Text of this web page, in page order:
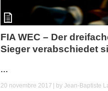
FIA WEC – Der
Sieger verabschiedet
...
20 novembre 2017 | by Jean-Baptiste